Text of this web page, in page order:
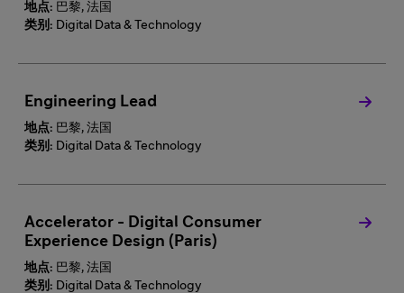
地点: 巴黎, 法国
类别: Digital Data & Technology
Engineering Lead
地点: 巴黎, 法国
类别: Digital Data & Technology
Accelerator - Digital Consumer
Experience Design (Paris)
地点: 巴黎, 法国
类别: Digital Data & Technology